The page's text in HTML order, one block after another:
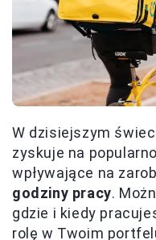
W dzisiejszym
zyskuje na
wpływające na
godziny pracy.
gdzie i kiedy
rolę w Twoim